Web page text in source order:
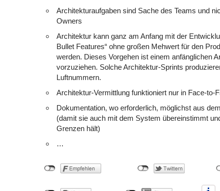
Architekturaufgaben sind Sache des Teams und
Owners
Architektur kann ganz am Anfang mit der
Bullet Features“ ohne großen Mehwert für den
werden. Dieses Vorgehen ist einem anfänglichen
vorzuziehen. Solche Architektur-Sprints
Luftnummern.
Architektur-Vermittlung funktioniert nur in Face-to-
Dokumentation, wo erforderlich, möglichst aus
(damit sie auch mit dem System übereinstimmt
Grenzen hält)
…